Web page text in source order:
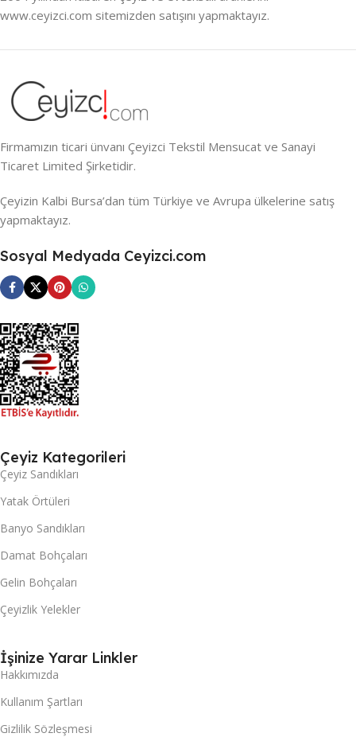
www.ceyizci.com sitemizden satışını yapmaktayız.
Firmamızın ticari ünvanı Çeyizci Tekstil Mensucat ve Sanayi
Ticaret Limited Şirketidir.
Çeyizin Kalbi Bursa’dan tüm Türkiye ve Avrupa ülkelerine satış
yapmaktayız.
Sosyal Medyada Ceyizci.com
Çeyiz Kategorileri
Çeyiz Sandıkları
Yatak Örtüleri
Banyo Sandıkları
Damat Bohçaları
Gelin Bohçaları
Çeyizlik Yelekler
İşinize Yarar Linkler
Hakkımızda
Kullanım Şartları
Gizlilik Sözleşmesi